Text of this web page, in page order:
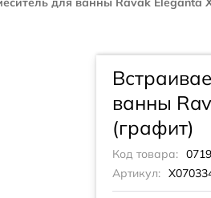
ванны
(графит)
Код товара:
Артикул: